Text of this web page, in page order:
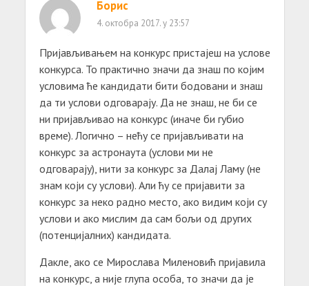
Борис
4. октобра 2017. у 23:57
Пријављивањем на конкурс пристајеш на услове
конкурса. То практично значи да знаш по којим
условима ће кандидати бити бодовани и знаш
да ти услови одговарају. Да не знаш, не би се
ни пријављивао на конкурс (иначе би губио
време). Логично – нећу се пријављивати на
конкурс за астронаута (услови ми не
одговарају), нити за конкурс за Далај Ламу (не
знам који су услови). Али ћу се пријавити за
конкурс за неко радно место, ако видим који су
услови и ако мислим да сам бољи од других
(потенцијалних) кандидата.
Дакле, ако се Мирослава Миленовић пријавила
на конкурс, а није глупа особа, то значи да је